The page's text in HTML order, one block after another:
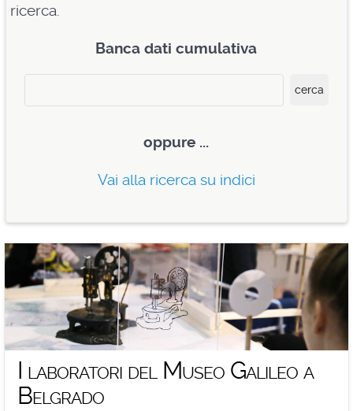
ricerca.
Banca dati cumulativa
oppure ...
Vai alla ricerca su indici
I laboratori del Museo Galileo a
Belgrado